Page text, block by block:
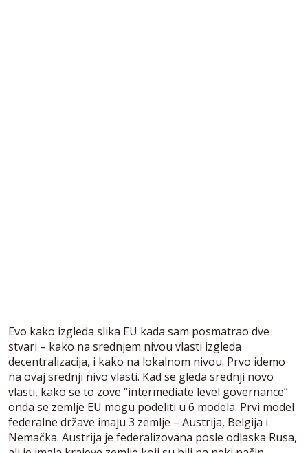
Evo kako izgleda slika EU kada sam posmatrao dve
stvari – kako na srednjem nivou vlasti izgleda
decentralizacija, i kako na lokalnom nivou. Prvo idemo
na ovaj srednji nivo vlasti. Kad se gleda srednji novo
vlasti, kako se to zove “intermediate level governance”
onda se zemlje EU mogu podeliti u 6 modela. Prvi model
federalne države imaju 3 zemlje – Austrija, Belgija i
Nemačka. Austrija je federalizovana posle odlaska Rusa,